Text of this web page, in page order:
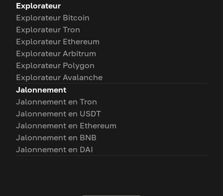
Explorateur
Explorateur Bitcoin
Explorateur Tron
Explorateur Ethereum
Explorateur Arbitrum
Explorateur Polygon
Explorateur Avalanche
Jalonnement
Jalonnement en Tron
Jalonnement en USDT
Jalonnement en Ethereum
Jalonnement en BNB
Jalonnement en DAI